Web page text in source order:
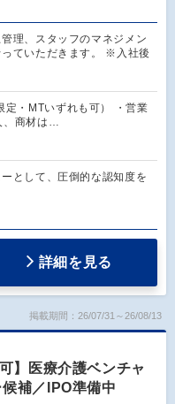
理、スタッフのマネジメン
っていただきます。 ※入社後
定・MTいずれも可） ・営業
、商材は…
として、圧倒的な認知度を
詳細を見る
掲載期間：26/07/31～26/08/13
】医療介護ベンチャ
補／IPO準備中